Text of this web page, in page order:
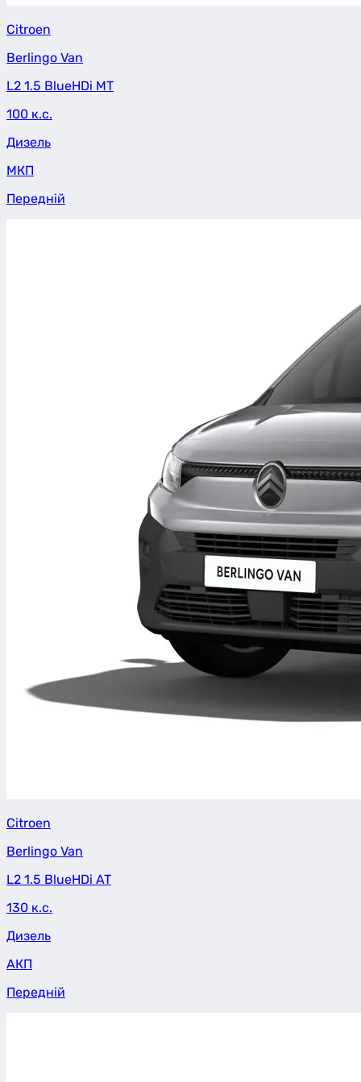
Citroen
Berlingo Van
L2 1.5 BlueHDi MT
100 к.с.
Дизель
МКП
Передній
Citroen
Berlingo Van
L2 1.5 BlueHDi AT
130 к.с.
Дизель
АКП
Передній